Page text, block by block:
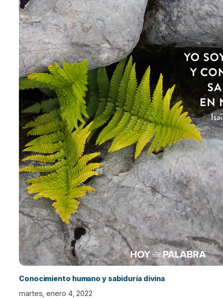
Conocimiento humano y sabiduría divina
martes, enero 4, 2022